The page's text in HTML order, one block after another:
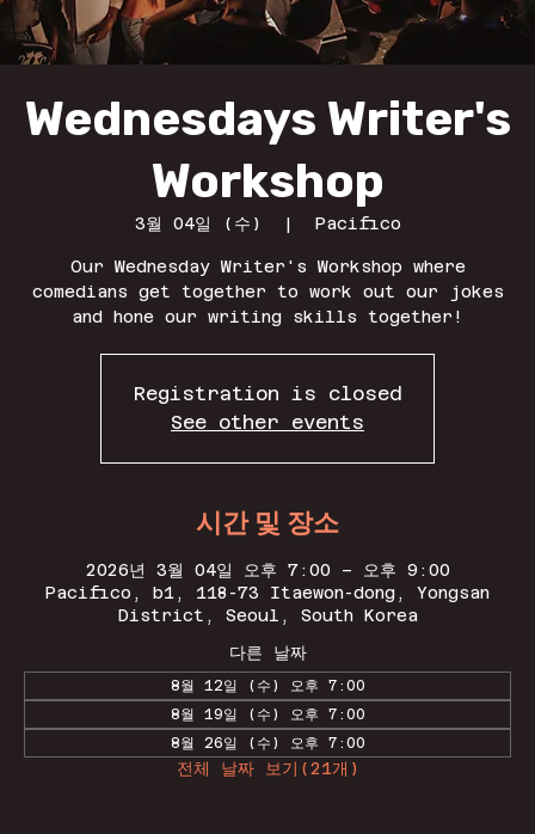
Wednesdays Writer's
Workshop
3월 04일 (수)
  |
Pacifico
Our Wednesday Writer's Workshop where
comedians get together to work out our jokes
and hone our writing skills together!
Registration is closed
See other events
시간 및 장소
2026년 3월 04일 오후 7:00 – 오후 9:00
Pacifico, b1, 118-73 Itaewon-dong, Yongsan
District, Seoul, South Korea
다른 날짜
8월 12일 (수) 오후 7:00
8월 19일 (수) 오후 7:00
8월 26일 (수) 오후 7:00
전체 날짜 보기(21개)